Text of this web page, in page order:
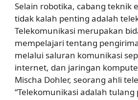
Selain robotika, cabang teknik
tidak kalah penting adalah
Telekomunikasi merupakan
mempelajari tentang
melalui saluran komunikasi
internet, dan jaringan
Mischa Dohler, seorang ahli
“Telekomunikasi adalah